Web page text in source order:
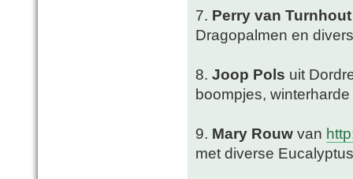
7. Perry van Turnhout
Dragopalmen en
8. Joop Pols uit
boompjes,
9. Mary Rouw van
met diverse